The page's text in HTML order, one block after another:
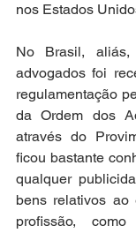
nos Estados
No Brasil,
advogados foi
regulamentação
da Ordem dos
através do
ficou bastante
qualquer
bens relativos
profissão,